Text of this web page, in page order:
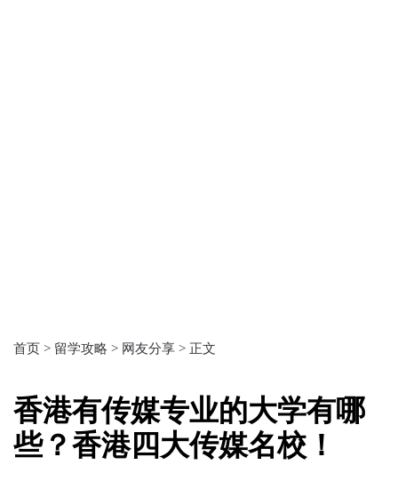
首页 > 留学攻略 > 网友分享 > 正文
香港有传媒专业的大学有哪
些？香港四大传媒名校！